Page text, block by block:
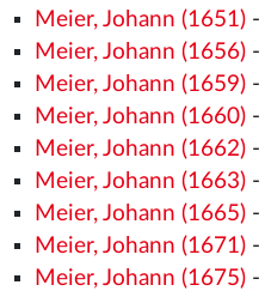
Meier, Johann (1651)-
Meier, Johann (1656)-
Meier, Johann (1659)-
Meier, Johann (1660)-
Meier, Johann (1662)-
Meier, Johann (1663)-
Meier, Johann (1665)-
Meier, Johann (1671)-
Meier, Johann (1675)-